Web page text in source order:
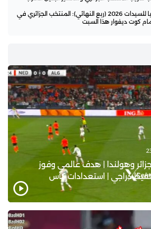
كأس أمم إفريقيا للسيدات 2026 (ربع النهائي): المنتخب الجزائري في
كوت ديفوار هذا السبت
وهولندا | هدف عالمي وفوز
دراجي | استعدادات كأس